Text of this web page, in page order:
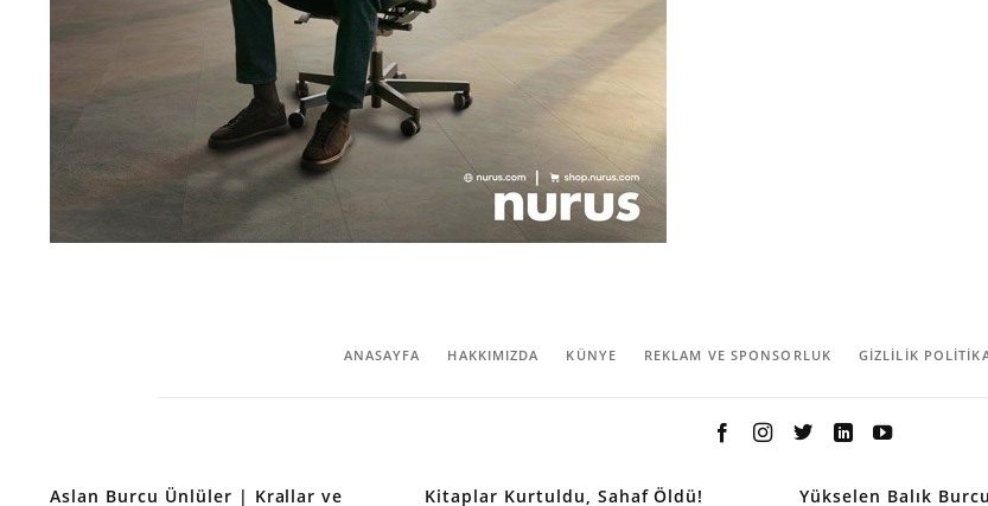
ANASAYFA HAKKIMIZDA KÜNYE REKLAM VE SPONSORLUK GIZLILIK
Aslan Burcu Ünlüler | Krallar ve
Kitaplar Kurtuldu, Sahaf Öldü!
Yükselen Balık